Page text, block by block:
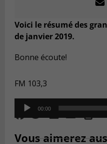
Voici le résumé des
de janvier 2019.
Bonne écoute!
FM 103,3
Audio
Player
00:00
Vous aimerez